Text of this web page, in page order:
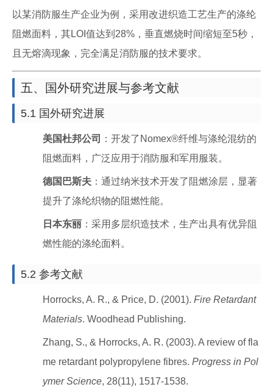
以某消防服生产企业为例，采用改进织造工艺生产的涤纶
阻燃面料，其LOI值达到28%，垂直燃烧时间缩短至5秒，
且无熔滴现象，完全满足消防服的技术要求。
五、国外研究进展与参考文献
5.1 国外研究进展
美国杜邦公司
：开发了Nomex®纤维与涤纶混纺的
阻燃面料，广泛应用于消防服和军用服装。
德国巴斯夫 ：通过纳米技术开发了阻燃涂层，显著
提升了涤纶织物的阻燃性能。
日本东丽 ：采用多层织造技术，生产出具有优异阻
燃性能的涤纶面料。
5.2 参考文献
Horrocks, A. R., & Price, D. (2001). Fire Retardant
Materials. Woodhead Publishing.
Zhang, S., & Horrocks, A. R. (2003). A review of fla
me retardant polypropylene fibres. Progress in Pol
ymer Science, 28(11), 1517-1538.